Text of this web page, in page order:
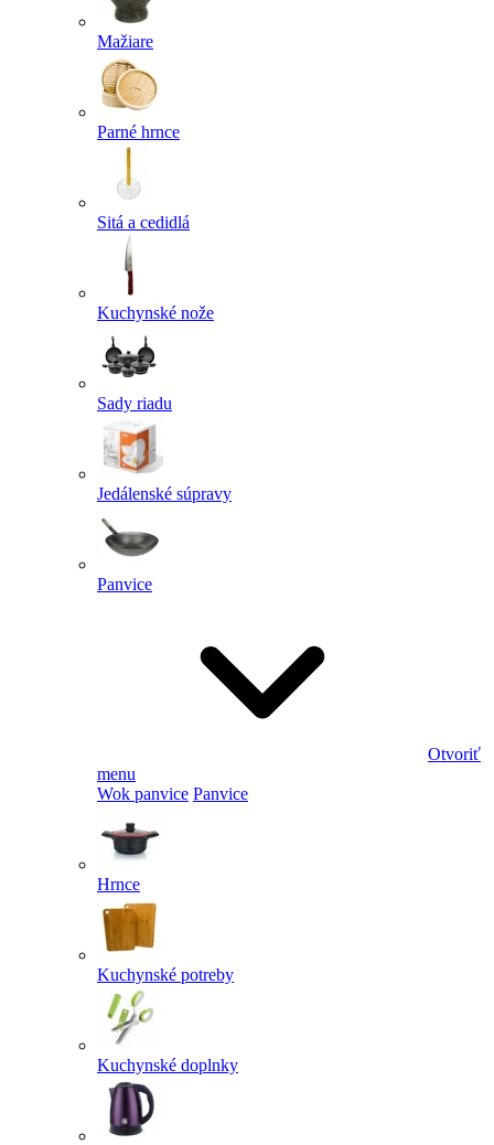
Mažiare
Parné hrnce
Sitá a cedidlá
Kuchynské nože
Sady riadu
Jedálenské súpravy
Panvice
Otvoriť
menu
Wok panvice Panvice
Hrnce
Kuchynské potreby
Kuchynské doplnky